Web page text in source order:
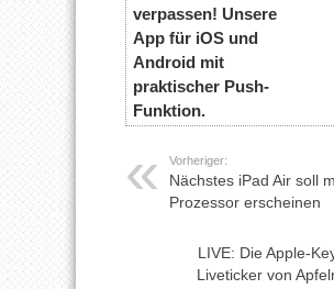
verpassen! Unsere
App für iOS und
Android mit
praktischer Push-
Funktion.
Vorheriger:
Nächstes iPad Air soll
Prozessor erscheinen
LIVE: Die Apple-
Liveticker von